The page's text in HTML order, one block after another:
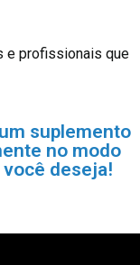
e profissionais que
suplemento
no modo
deseja!